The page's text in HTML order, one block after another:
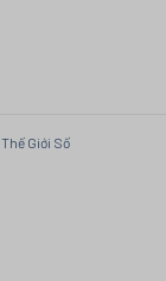
Thế Giới Số